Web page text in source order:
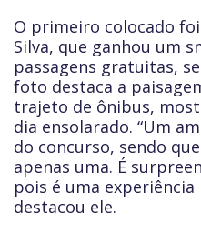
O primeiro colocado
Silva, que ganhou um
passagens gratuitas,
foto destaca a
trajeto de ônibus,
dia ensolarado. “Um
do concurso, sendo
apenas uma. É
pois é uma experiência
destacou ele.